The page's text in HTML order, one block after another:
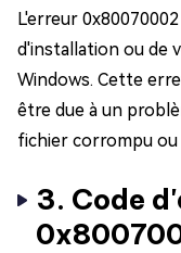
L'erreur
d'installation ou de
Windows. Cette
être due à un
fichier corrompu ou
3. Code